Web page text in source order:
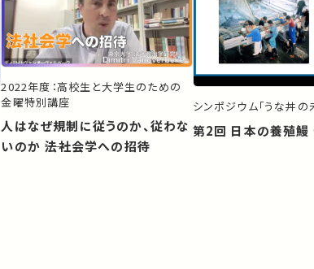
2022年度：高校生と大学生のための
金曜特別講座
人はなぜ規制に従うのか、従わな
いのか ――法社会学への招待
シンポジウム「うな丼の
第2回 日本の養殖